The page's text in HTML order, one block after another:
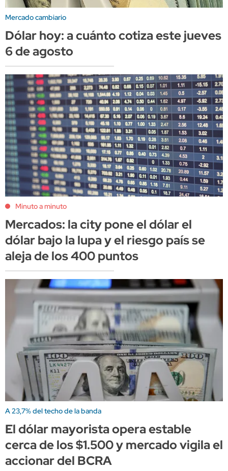
Mercado cambiario
Dólar hoy: a cuánto cotiza este jueves
6 de agosto
Minuto a minuto
Mercados: la city pone el dólar el
dólar bajo la lupa y el riesgo país se
aleja de los 400 puntos
A 23,7% del techo de la banda
El dólar mayorista opera estable
cerca de los $1.500 y mercado vigila el
accionar del BCRA